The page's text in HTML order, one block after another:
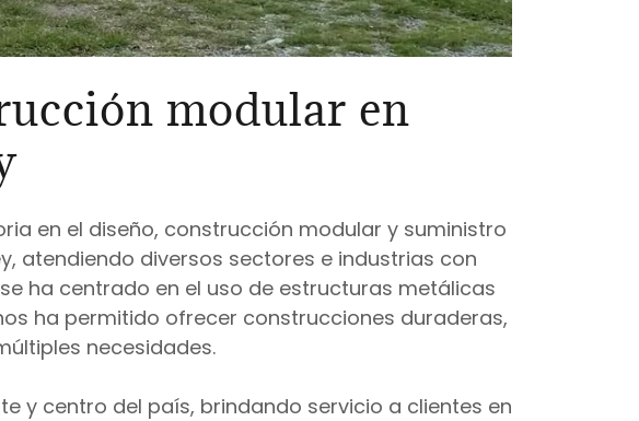
modular en
en el diseño, construcción modular y suministro
atendiendo diversos sectores e industrias con
ha centrado en el uso de estructuras metálicas
ha permitido ofrecer construcciones duraderas,
necesidades.
y centro del país, brindando servicio a clientes en